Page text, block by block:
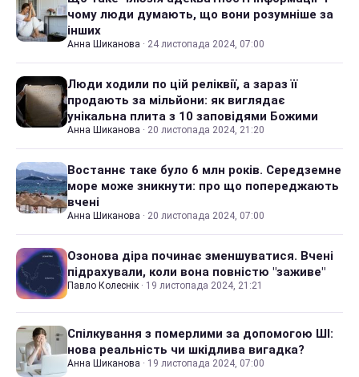
чому люди думають, що вони розумніше за
інших
Анна Шиканова · 24 листопада 2024, 07:00
Люди ходили по цій реліквії, а зараз її
продають за мільйони: як виглядає
унікальна плита з 10 заповідями Божими
Анна Шиканова · 20 листопада 2024, 21:20
Востаннє таке було 6 млн років. Середземне
море може зникнути: про що попереджають
вчені
Анна Шиканова · 20 листопада 2024, 07:00
Озонова діра починає зменшуватися. Вчені
підрахували, коли вона повністю "заживе"
Павло Колеснік · 19 листопада 2024, 21:21
Спілкування з померлими за допомогою ШІ:
нова реальність чи шкідлива вигадка?
Анна Шиканова · 19 листопада 2024, 07:00